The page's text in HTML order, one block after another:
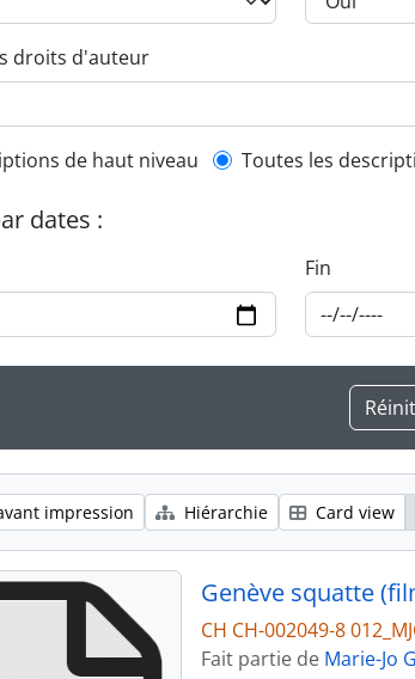
droits d'auteur
description filter
de haut niveau Toutes les
dates :
Fin
impression Hiérarchie Card view
Genève squatte
CH CH-002049-8
Fait partie de Marie-Jo